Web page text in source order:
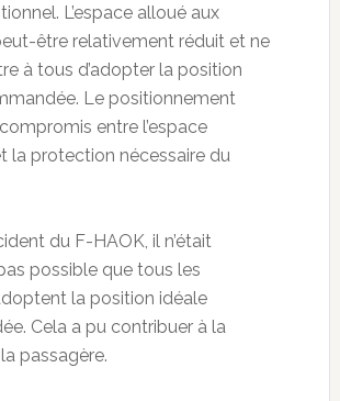
L’espace alloué aux
être relativement réduit et ne
à tous d’adopter la position
Le positionnement
entre l’espace
la protection nécessaire du
du F-HAOK, il n’était
possible que tous les
la position idéale
Cela a pu contribuer à la
passagère.